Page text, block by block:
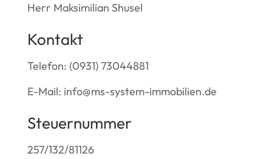
Herr Maksimilian Shusel
Kontakt
Telefon: (0931) 73044881
E-Mail: info@ms-system-immobilien.de
Steuernummer
257/132/81126